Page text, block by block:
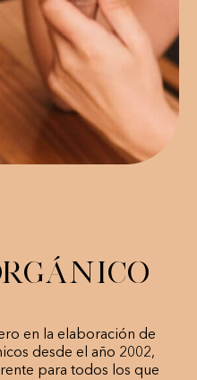
en la elaboración de
desde el año 2002,
para todos los que